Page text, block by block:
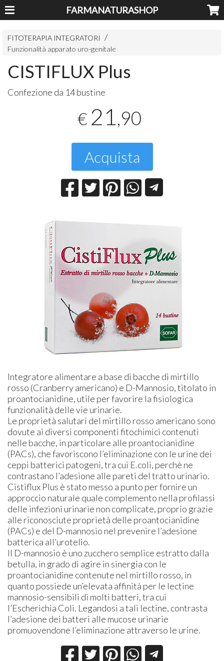
FARMANATURASHOP
FITOTERAPIA INTEGRATORI
Funzionalità apparato uro-genitale
CISTIFLUX Plus
Confezione da 14 bustine
€ 21,90
Acquista
Integratore alimentare a base di bacche di mirtillo
rosso (Cranberry americano) e D-Mannosio, titolato in
proantocianidine, utile per favorire la fisiologica
funzionalità delle vie urinarie.
Le proprietà salutari del mirtillo rosso americano sono
dovute ai diversi componenti fitochimici contenuti
nelle bacche, in particolare alle proantocianidine
(PACs), che favoriscono l’eliminazione con le urine dei
ceppi batterici patogeni, tra cui E.coli, perchè ne
contrastano l’adesione alle pareti del tratto urinario.
Cistiflux Plus è stato messo a punto per fornire un
approccio naturale quale complemento nella profilassi
delle infezioni urinarie non complicate, proprio grazie
alle riconosciute proprietà delle proantocianidine
(PACs) e del D-mannosio nel prevenire l’adesione
batterica all’urotelio.
Il D-mannosio è uno zucchero semplice estratto dalla
betulla, in grado di agire in sinergia con le
proantocianidine contenute nel mirtillo rosso, in
quanto possiede un’elevata affinità per le lectine
mannosio-sensibili di molti batteri, tra cui
l’Escherichia Coli. Legandosi a tali lectine, contrasta
l’adesione dei batteri alle mucose urinarie
promuovendone l’eliminazione attraverso le urine.